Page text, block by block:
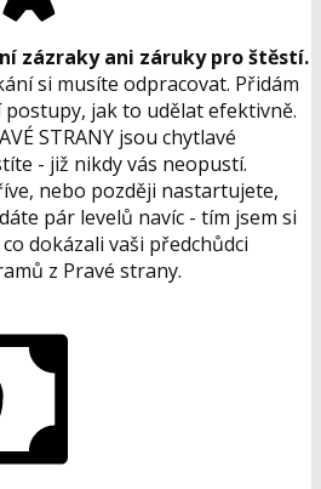
zázraky ani záruky pro štěstí.
si musíte odpracovat. Přidám
jak to udělat efektivně.
STRANY jsou chytlavé
- již nikdy vás neopustí.
nebo později nastartujete,
pár levelů navíc - tím jsem si
dokázali vaši předchůdci
z Pravé strany.